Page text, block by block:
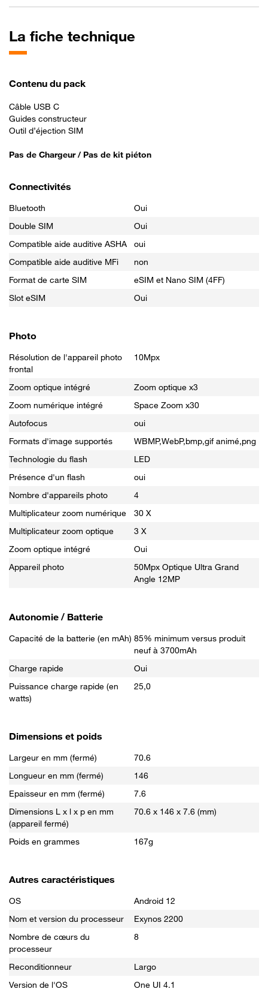
La fiche technique
Contenu du pack
Câble USB C
Guides constructeur
Outil d’éjection SIM
Pas de Chargeur / Pas de kit piéton
Connectivités
Bluetooth
Oui
Double SIM
Oui
Compatible aide auditive ASHA
oui
Compatible aide auditive MFi
non
Format de carte SIM
eSIM et Nano SIM (4FF)
Slot eSIM
Oui
Photo
Résolution de l'appareil photo
frontal
10Mpx
Zoom optique intégré
Zoom optique x3
Zoom numérique intégré
Space Zoom x30
Autofocus
oui
Formats d'image supportés
WBMP,WebP,bmp,gif animé,png
Technologie du flash
LED
Présence d'un flash
oui
Nombre d'appareils photo
4
Multiplicateur zoom numérique
30 X
Multiplicateur zoom optique
3 X
Zoom optique intégré
Oui
Appareil photo
50Mpx Optique Ultra Grand
Angle 12MP
Autonomie / Batterie
Capacité de la batterie (en mAh) 85% minimum versus produit
neuf à 3700mAh
Charge rapide
Oui
Puissance charge rapide (en
watts)
25,0
Dimensions et poids
Largeur en mm (fermé)
70.6
Longueur en mm (fermé)
146
Epaisseur en mm (fermé)
7.6
Dimensions L x l x p en mm
(appareil fermé)
70.6 x 146 x 7.6 (mm)
Poids en grammes 167g
Autres caractéristiques
OS
Android 12
Nom et version du processeur
Exynos 2200
Nombre de cœurs du
processeur
8
Reconditionneur
Largo
Version de l'OS
One UI 4.1